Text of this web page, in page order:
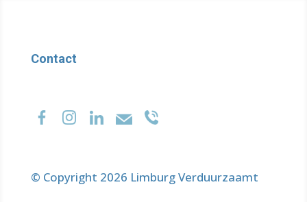
Contact
© Copyright 2026 Limburg Verduurzaamt